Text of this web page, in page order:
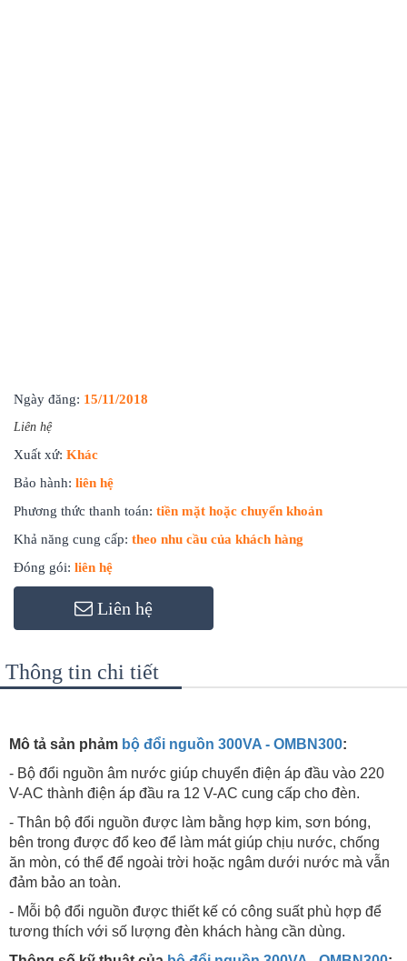
Ngày đăng: 15/11/2018
Liên hệ
Xuất xứ: Khác
Bảo hành: liên hệ
Phương thức thanh toán: tiền mặt hoặc chuyển khoản
Khả năng cung cấp: theo nhu cầu của khách hàng
Đóng gói: liên hệ
Liên hệ
Thông tin chi tiết
Mô tả sản phảm bộ đổi nguồn 300VA - OMBN300:
- Bộ đổi nguồn âm nước giúp chuyển điện áp đầu vào 220
V-AC thành điện áp đầu ra 12 V-AC cung cấp cho đèn.
- Thân bộ đổi nguồn được làm bằng hợp kim, sơn bóng,
bên trong được đổ keo để làm mát giúp chịu nước, chống
ăn mòn, có thể để ngoài trời hoặc ngâm dưới nước mà vẫn
đảm bảo an toàn.
- Mỗi bộ đổi nguồn được thiết kế có công suất phù hợp để
tương thích với số lượng đèn khách hàng cần dùng.